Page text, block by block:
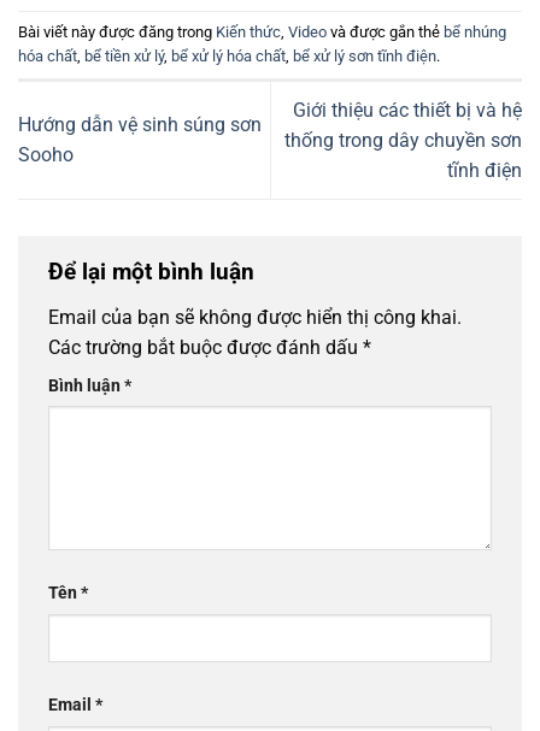
Bài viết này được đăng trong Kiến thức Video và được gắn thẻ bể nhúng
hóa chất bể tiền xử lý, bể xử lý hóa chất bể xử lý sơn tĩnh điện.
Hướng dẫn vệ sinh súng sơn
Sooho
Giới thiệu các thiết bị và hệ
thống trong dây chuyền sơn
tĩnh điện
Để lại một bình luận
Email của bạn sẽ không được hiển thị công khai.
Các trường bắt buộc được đánh dấu *
Bình luận*
Tên*
Email *